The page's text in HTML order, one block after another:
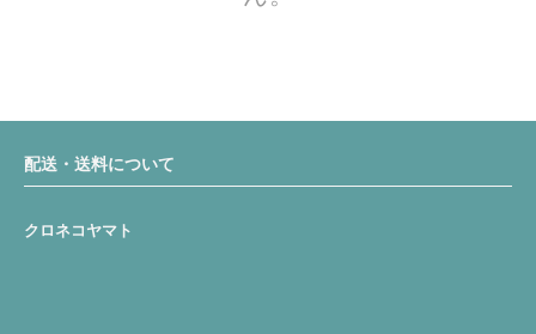
配送・送料について
クロネコヤマト